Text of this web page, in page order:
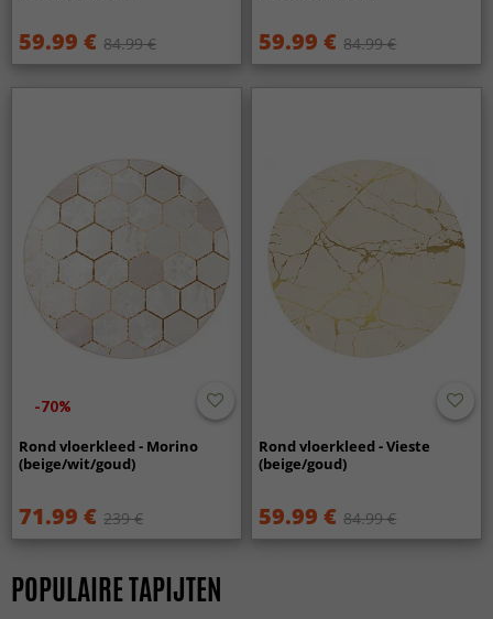
59.99 € 84.99 € 59.99 € 84.99 €
-70%
Rond vloerkleed - Morino
(beige/wit/goud)
71.99 € 239 €
Rond vloerkleed - Vieste
(beige/goud)
59.99 € 84.99 €
POPULAIRE TAPIJTEN